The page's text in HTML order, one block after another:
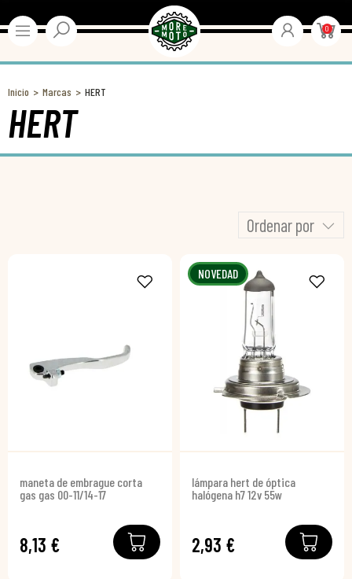
0
Inicio Marcas HERT
HERT
Ordenar por
maneta de embrague corta
gas gas 00-11/14-17
8,13 €
NOVEDAD
lámpara hert de óptica
halógena h7 12v 55w
2,93 €